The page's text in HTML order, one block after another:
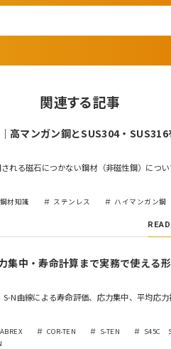
関連する記事
高マンガン鋼とSUS304・
れる磁石につかない鋼材（非磁性鋼）につ
鋼材知識 ステンレス ハイマンガン鋼
集中・寿命計算まで実務で使える
N曲線による寿命評価、応力集中、平均応
ABREX COR-TEN S-TEN
S45C